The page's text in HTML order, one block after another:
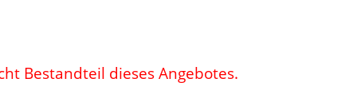
Bestandteil dieses Angebotes.